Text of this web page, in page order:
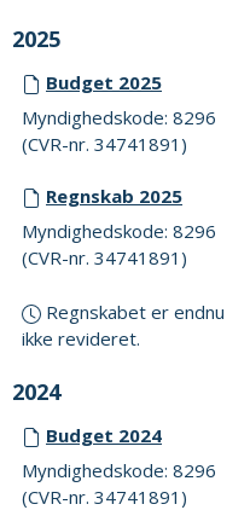
2025
Budget 2025
Myndighedskode: 8296
(CVR-nr. 34741891)
Regnskab 2025
Myndighedskode: 8296
(CVR-nr. 34741891)
Regnskabet er endnu
ikke revideret.
2024
Budget 2024
Myndighedskode: 8296
(CVR-nr. 34741891)